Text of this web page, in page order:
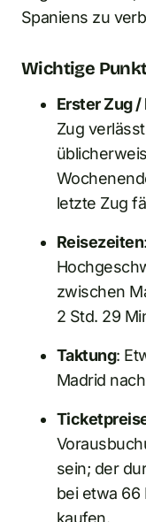
Spaniens zu
Wichtige
Erster Zug
Zug
letzte Zug
Reisezeiten
zwischen
2 Std. 29
Taktung:
Madrid
sein; der
bei etwa 66
kaufen.